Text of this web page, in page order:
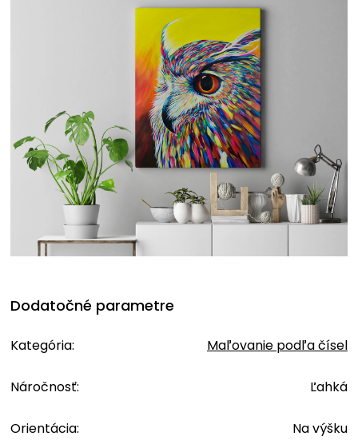
Dodatočné parametre
Kategória: Maľovanie podľa čísel
Náročnosť: Ľahká
Orientácia: Na výšku